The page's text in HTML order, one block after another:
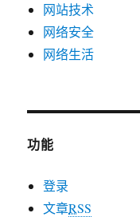
网站技术
网络安全
网络生活
功能
登录
文章RSS